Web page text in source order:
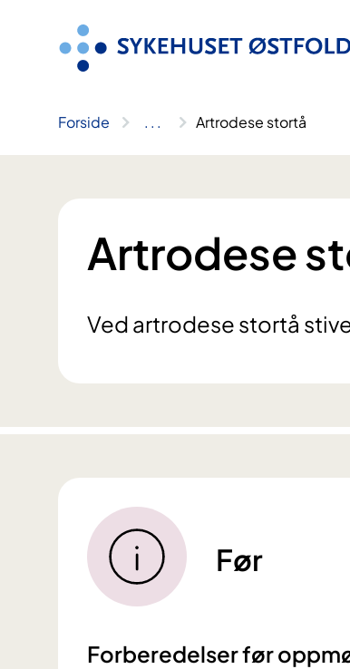
Forside .. . Artrodese stortå
Artrodese
Ved artrodese stortå
Før
Forberedelser før